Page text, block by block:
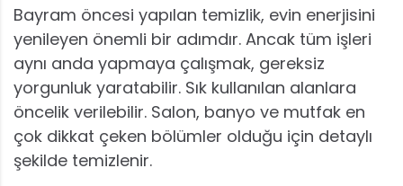
Bayram öncesi yapılan temizlik, evin enerjisini
yenileyen önemli bir adımdır. Ancak tüm işleri
aynı anda yapmaya çalışmak, gereksiz
yorgunluk yaratabilir. Sık kullanılan alanlara
öncelik verilebilir. Salon, banyo ve mutfak en
çok dikkat çeken bölümler olduğu için detaylı
şekilde temizlenir.